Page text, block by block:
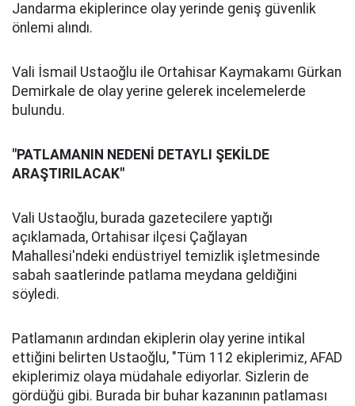
Jandarma ekiplerince olay yerinde geniş güvenlik
önlemi alındı.
Vali İsmail Ustaoğlu ile Ortahisar Kaymakamı Gürkan
Demirkale de olay yerine gelerek incelemelerde
bulundu.
"PATLAMANIN NEDENİ DETAYLI ŞEKİLDE
ARAŞTIRILACAK"
Vali Ustaoğlu, burada gazetecilere yaptığı
açıklamada, Ortahisar ilçesi Çağlayan
Mahallesi'ndeki endüstriyel temizlik işletmesinde
sabah saatlerinde patlama meydana geldiğini
söyledi.
Patlamanın ardından ekiplerin olay yerine intikal
ettiğini belirten Ustaoğlu, "Tüm 112 ekiplerimiz, AFAD
ekiplerimiz olaya müdahale ediyorlar. Sizlerin de
gördüğü gibi. Burada bir buhar kazanının patlaması